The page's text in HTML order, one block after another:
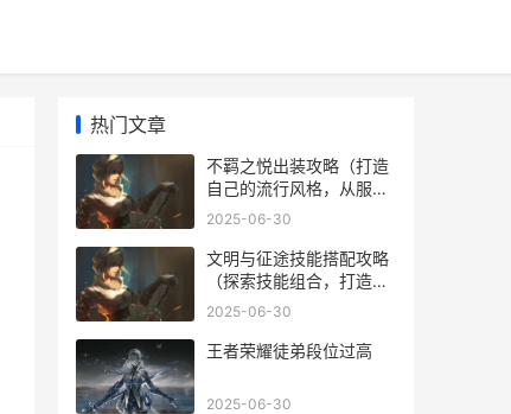
热门文章
不羁之悦出装攻略（打造
自己的流行风格，从服装
搭配开始）
2025-06-30
文明与征途技能搭配攻略
（探索技能组合，打造无
敌军团！）
2025-06-30
王者荣耀徒弟段位过高
2025-06-30